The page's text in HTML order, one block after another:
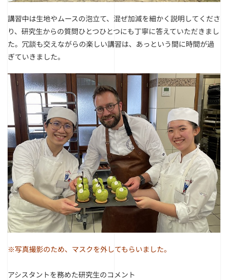
講習中は生地やムースの泡立て、混ぜ加減を細かく説明してくださ
り、研究生からの質問ひとつひとつにも丁寧に答えていただきまし
た。冗談も交えながらの楽しい講習は、あっという間に時間が過
ぎていきました。
※写真撮影のため、マスクを外してもらいました。
アシスタントを務めた研究生のコメント